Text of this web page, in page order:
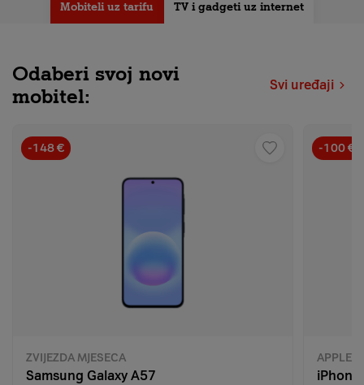
Mobiteli uz tarifu TV i gadgeti uz internet
Odaberi svoj novi
mobitel:
Svi uređaji
-148 €
ZVIJEZDA MJESECA
Samsung Galaxy A57
-100 €
APPLE
iPhone